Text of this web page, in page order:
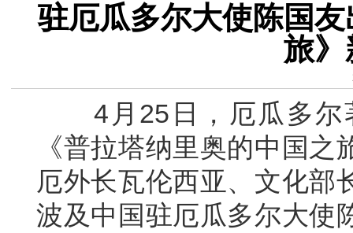
驻厄瓜多尔大使陈国
旅》
4月25日，厄瓜多尔
《普拉塔纳里奥的中国
厄外长瓦伦西亚、文化部
波及中国驻厄瓜多尔大使